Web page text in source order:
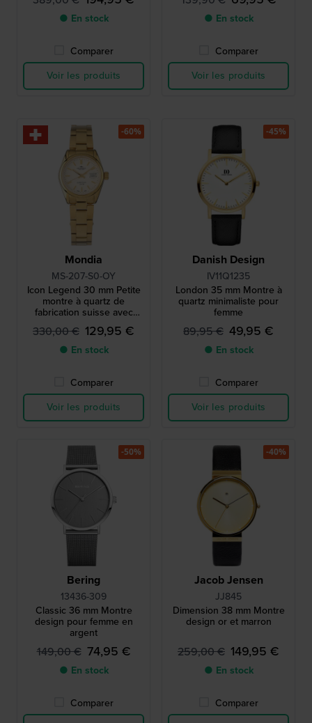
● En stock
Comparer
Voir les produits
● En stock
Comparer
Voir les produits
Mondia
MS-207-S0-OY
Icon Legend 30 mm Petite
montre à quartz de
fabrication suisse avec
lunette cannelée
330,00 € 129,95 €
● En stock
Comparer
Voir les produits
-60%
Danish Design
IV11Q1235
London 35 mm Montre à
quartz minimaliste pour
femme
89,95 € 49,95 €
● En stock
Comparer
Voir les produits
-45%
Bering
13436-309
Classic 36 mm Montre
design pour femme en
argent
149,00 € 74,95 €
● En stock
Comparer
-50%
Jacob Jensen
JJ845
Dimension 38 mm Montre
design or et marron
259,00 € 149,95 €
● En stock
Comparer
-40%